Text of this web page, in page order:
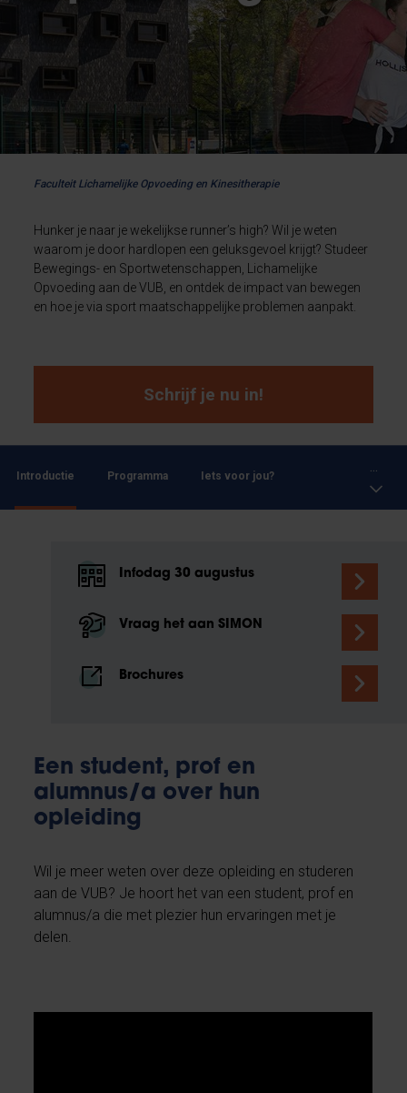
Faculteit Lichamelijke Opvoeding en Kinesitherapie
Hunker je naar je wekelijkse runner’s high? Wil je weten
waarom je door hardlopen een geluksgevoel krijgt? Studeer
Bewegings- en Sportwetenschappen, Lichamelijke
Opvoeding aan de VUB, en ontdek de impact van bewegen
en hoe je via sport maatschappelijke problemen aanpakt.
Schrijf je nu in!
Introductie Programma Iets voor jou?
Infodag 30 augustus
Vraag het aan SIMON
Brochures
Een student, prof en
alumnus/a over hun
opleiding
Wil je meer weten over deze opleiding en studeren
aan de VUB? Je hoort het van een student, prof en
alumnus/a die met plezier hun ervaringen met je
delen.